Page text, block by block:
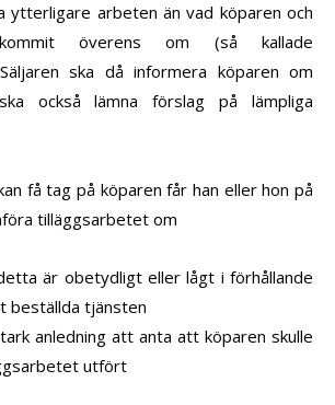
ytterligare arbeten än vad köparen och
överens om (så kallade
ska då informera köparen om
också lämna förslag på lämpliga
få tag på köparen får han eller hon på
tilläggsarbetet om
är obetydligt eller lågt i förhållande
beställda tjänsten
anledning att anta att köparen skulle
utfört